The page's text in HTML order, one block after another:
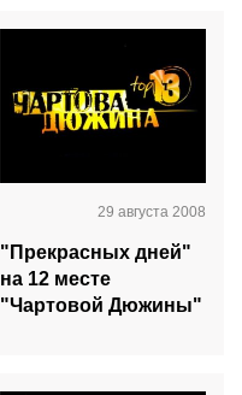
29 августа 2008
"Прекрасных дней"
на 12 месте
"Чартовой Дюжины"